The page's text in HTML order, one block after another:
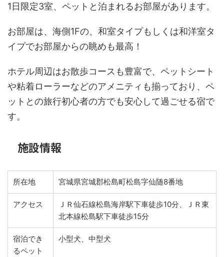
1日限定3室、ペットと泊まれるお部屋があります。
お部屋は、海側1Fの、和室タイプもしくは和洋室タ
イプでお部屋からの眺めも最高！
ホテル周辺はお散歩コースも豊富で、ペットシート
や粘着ローラーなどのアメニティも揃っており、ペ
ットとの旅行初心者の方でも安心して過ごせる宿で
す。
施設情報
所在地 宮城県宮城郡松島町松島字仙随8番地
アクセス
ＪＲ仙石線松島海岸駅下車徒歩10分、ＪＲ東
北本線松島駅下車徒歩15分
宿泊でき
るペット
小型犬、中型犬